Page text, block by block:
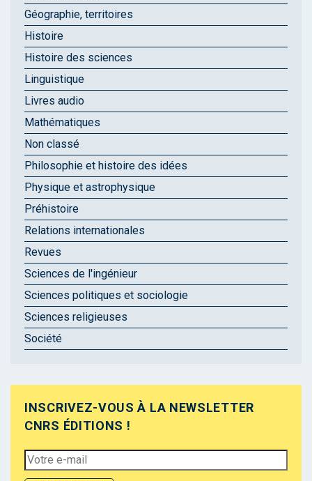
Géographie, territoires
Histoire
Histoire des sciences
Linguistique
Livres audio
Mathématiques
Non classé
Philosophie et histoire des idées
Physique et astrophysique
Préhistoire
Relations internationales
Revues
Sciences de l'ingénieur
Sciences politiques et sociologie
Sciences religieuses
Société
INSCRIVEZ-VOUS À LA NEWSLETTER
CNRS ÉDITIONS !